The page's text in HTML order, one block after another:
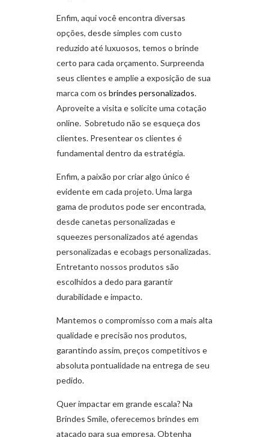
Enfim, aqui você encontra diversas
opções, desde simples com custo
reduzido até luxuosos, temos o brinde
certo para cada orçamento. Surpreenda
seus clientes e amplie a exposição de sua
marca com os brindes personalizados.
Aproveite a visita e solicite uma cotação
online. Sobretudo não se esqueça dos
clientes. Presentear os clientes é
fundamental dentro da estratégia.
Enfim, a paixão por criar algo único é
evidente em cada projeto. Uma larga
gama de produtos pode ser encontrada,
desde canetas personalizadas e
squeezes personalizados até agendas
personalizadas e ecobags personalizadas.
Entretanto nossos produtos são
escolhidos a dedo para garantir
durabilidade e impacto.
Mantemos o compromisso com a mais alta
qualidade e precisão nos produtos,
garantindo assim, preços competitivos e
absoluta pontualidade na entrega de seu
pedido.
Quer impactar em grande escala? Na
Brindes Smile, oferecemos brindes em
atacado para sua empresa. Obtenha